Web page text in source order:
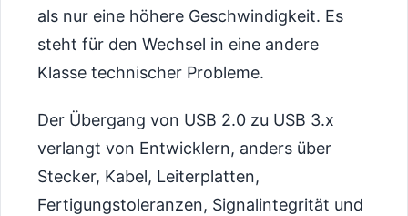
als nur eine höhere Geschwindigkeit. Es
steht für den Wechsel in eine andere
Klasse technischer Probleme.
Der Übergang von USB 2.0 zu USB 3.x
verlangt von Entwicklern, anders über
Stecker, Kabel, Leiterplatten,
Fertigungstoleranzen, Signalintegrität und